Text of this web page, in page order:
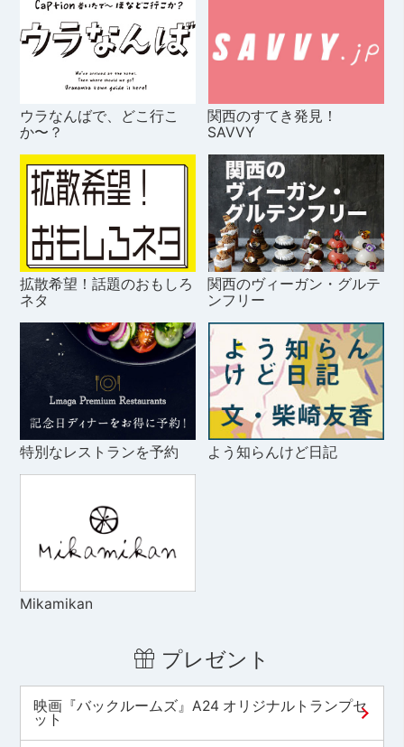
ウラなんばで、どこ行こ
か〜？
関西のすてき発見！
SAVVY
拡散希望！話題のおもしろ
ネタ
関西のヴィーガン・グルテ
ンフリー
特別なレストランを予約 よう知らんけど日記
Mikamikan
プレゼント
映画『バックルームズ』A24 オリジナルトランプセ
ット